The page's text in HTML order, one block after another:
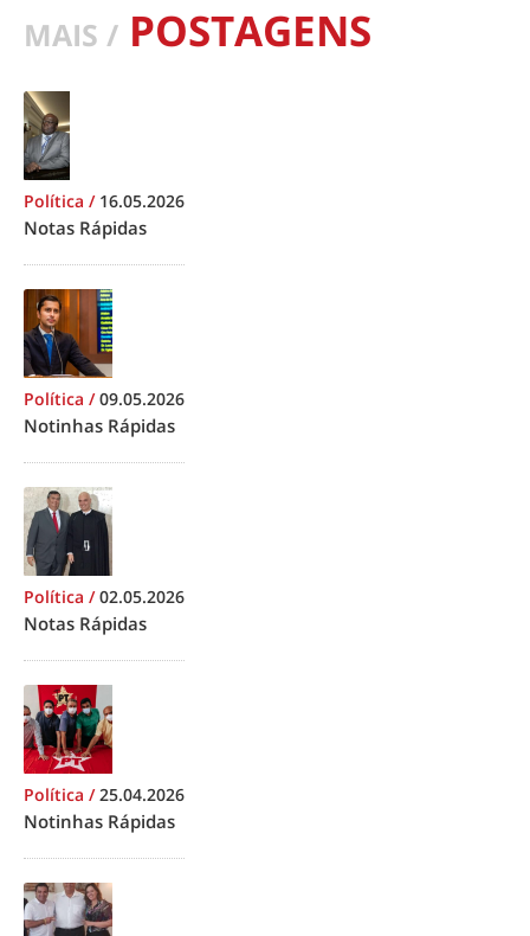
MAIS / POSTAGENS
Política / 16.05.2026
Notas Rápidas
Política /09.05.2026
Notinhas Rápidas
Política /02.05.2026
Notas Rápidas
Política /25.04.2026
Notinhas Rápidas